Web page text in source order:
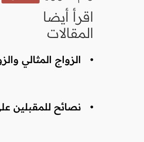
اقرأ أيضا
المقالات
• الزواج المثالي
• نصائح للمقبلين